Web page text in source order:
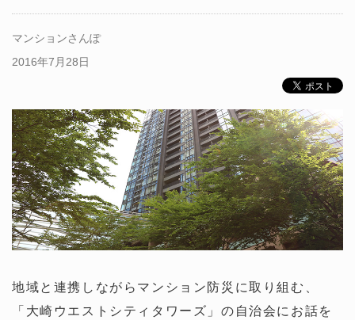
マンションさんぽ
2016年7月28日
地域と連携しながらマンション防災に取り組む、
「大崎ウエストシティタワーズ」の自治会にお話を